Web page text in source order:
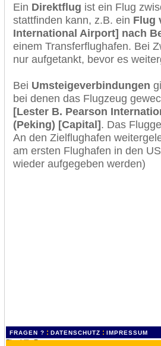
Ein Direktflug ist ein Flug
stattfinden kann, z.B. ein Flug
International Airport] nach
einem Transferflughafen. Bei
nur aufgetankt, bevor es
Bei Umsteigeverbindungen
bei denen das Flugzeug
[Lester B. Pearson
(Peking) [Capital]. Das
An den Zielflughafen
am ersten Flughafen in den
wieder aufgegeben werden)
FRAGEN ? : DATENSCHUTZ : IMPRESSUM